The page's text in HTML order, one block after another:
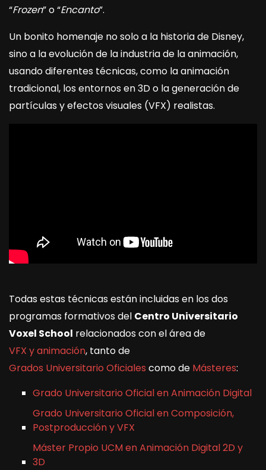
“Frozen” o “Encanto”.
Un bonito homenaje no solo a la historia de Disney,
sino a la evolución de la industria de la animación,
usando diferentes técnicas, como la animación
tradicional, los entornos en 3D o la generación de
partículas y efectos visuales (VFX) realistas.
Todas estas técnicas están incluidas en los dos
programas formativos del Centro Universitario
Voxel School relacionados con el área de
VFX y animación, tanto de
Grados Universitario Oficiales como de Másteres:
Grado Universitario Oficial en Animación Digital
Grado Universitario Oficial en Composición,
Postproducción y VFX
Máster Propio UCM en Animación Digital 2D y
3D